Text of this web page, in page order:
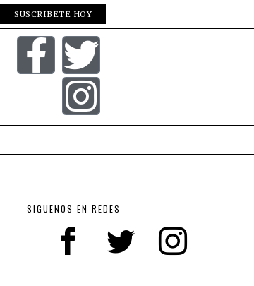
SUSCRIBETE HOY
SIGUENOS EN REDES